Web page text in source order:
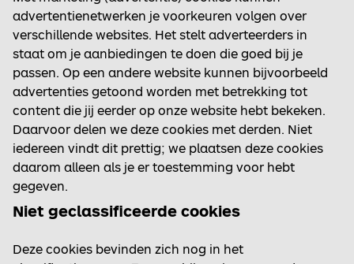
advertentienetwerken je voorkeuren volgen over
verschillende websites. Het stelt adverteerders in
staat om je aanbiedingen te doen die goed bij je
passen. Op een andere website kunnen bijvoorbeeld
advertenties getoond worden met betrekking tot
content die jij eerder op onze website hebt bekeken.
Daarvoor delen we deze cookies met derden. Niet
iedereen vindt dit prettig; we plaatsen deze cookies
daarom alleen als je er toestemming voor hebt
gegeven.
Niet geclassificeerde cookies
Deze cookies bevinden zich nog in het